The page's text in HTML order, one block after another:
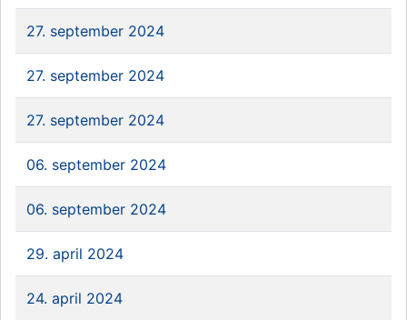
27. september 2024
27. september 2024
27. september 2024
06. september 2024
06. september 2024
29. april 2024
24. april 2024